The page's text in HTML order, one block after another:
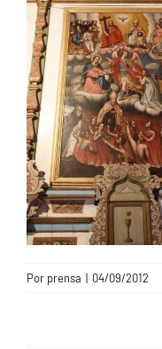
CONTACTO
Por prensa | 04/09/2012